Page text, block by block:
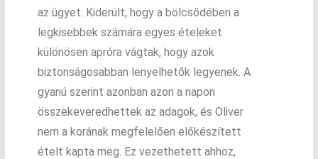
az ügyet. Kiderült, hogy a bölcsődében a
legkisebbek számára egyes ételeket
különösen apróra vágtak, hogy azok
biztonságosabban lenyelhetők legyenek. A
gyanú szerint azonban azon a napon
összekeveredhettek az adagok, és Oliver
nem a korának megfelelően előkészített
ételt kapta meg. Ez vezethetett ahhoz,